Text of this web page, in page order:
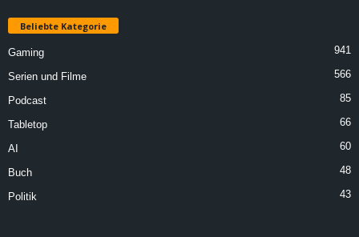
Beliebte Kategorie
Gaming 941
Serien und Filme 566
Podcast 85
Tabletop 66
AI 60
Buch 48
Politik 43